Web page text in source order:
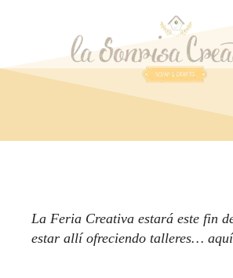
La Feria Creativa estará este fin
estar allí ofreciendo talleres… aqu